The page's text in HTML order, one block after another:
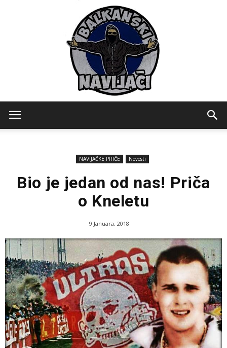
NAVIJAČKE PRIČE Novosti
Bio je jedan od nas! Priča
o Kneletu
9 Januara, 2018